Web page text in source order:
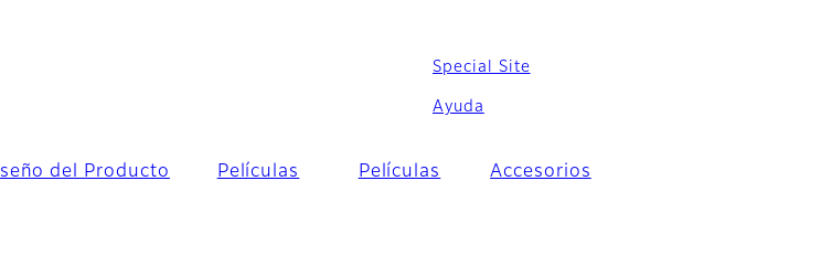
Special Site
Ayuda
del Producto Películas Películas Accesorios